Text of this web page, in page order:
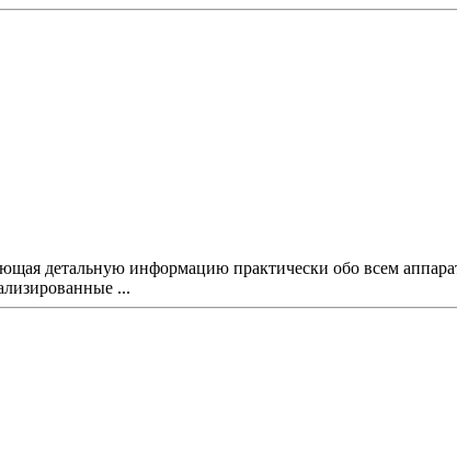
детальную информацию практически обо всем
...